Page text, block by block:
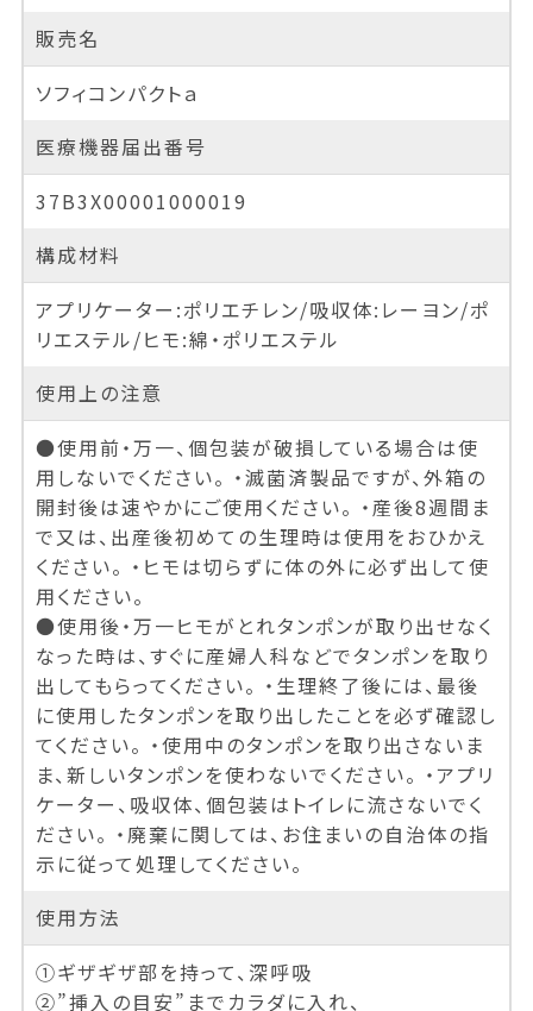
販売名
ソフィコンパクトａ
医療機器届出番号
37B3X00001000019
構成材料
アプリケーター:ポリエチレン/吸収体:レーヨン/ポ
リエステル/ヒモ:綿・ポリエステル
使用上の注意
●使用前・万一、個包装が破損している場合は使
用しないでください。 ・滅菌済製品ですが、外箱の
開封後は速やかにご使用ください。 ・産後8週間ま
で又は、出産後初めての生理時は使用をおひかえ
ください。 ・ヒモは切らずに体の外に必ず出して使
用ください。
●使用後・万一ヒモがとれタンポンが取り出せなく
なった時は、すぐに産婦人科などでタンポンを取り
出してもらってください。 ・生理終了後には、最後
に使用したタンポンを取り出したことを必ず確認し
てください。 ・使用中のタンポンを取り出さないま
ま、新しいタンポンを使わないでください。 ・アプリ
ケーター、吸収体、個包装はトイレに流さないでく
ださい。 ・廃棄に関しては、お住まいの自治体の指
示に従って処理してください。
使用方法
①ギザギザ部を持って、深呼吸
②”挿入の目安”までカラダに入れ、